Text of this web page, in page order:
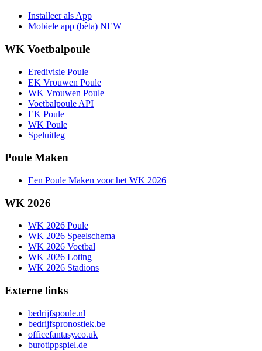
Installeer als App
Mobiele app (bèta) NEW
WK Voetbalpoule
Eredivisie Poule
EK Vrouwen Poule
WK Vrouwen Poule
Voetbalpoule API
EK Poule
WK Poule
Speluitleg
Poule Maken
Een Poule Maken voor het WK 2026
WK 2026
WK 2026 Poule
WK 2026 Speelschema
WK 2026 Voetbal
WK 2026 Loting
WK 2026 Stadions
Externe links
bedrijfspoule.nl
bedrijfspronostiek.be
officefantasy.co.uk
burotippspiel.de